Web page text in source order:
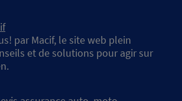
par Macif, le site web plein
et de solutions pour agir sur